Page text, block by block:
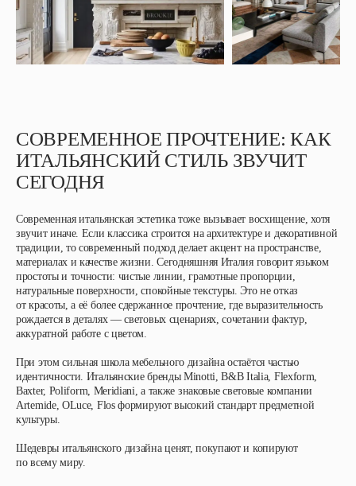
СОВРЕМЕННОЕ ПРОЧТЕНИЕ: КАК
ИТАЛЬЯНСКИЙ СТИЛЬ ЗВУЧИТ
СЕГОДНЯ
Современная итальянская эстетика тоже вызывает восхищение, хотя
звучит иначе. Если классика строится на архитектуре и декоративной
традиции, то современный подход делает акцент на пространстве,
материалах и качестве жизни. Сегодняшняя Италия говорит языком
простоты и точности: чистые линии, грамотные пропорции,
натуральные поверхности, спокойные текстуры. Это не отказ
от красоты, а её более сдержанное прочтение, где выразительность
рождается в деталях — световых сценариях, сочетании фактур,
аккуратной работе с цветом.
При этом сильная школа мебельного дизайна остаётся частью
идентичности. Итальянские бренды Minotti, B&B Italia, Flexform,
Baxter, Poliform, Meridiani, а также знаковые световые компании
Artemide, OLuсe, Flos формируют высокий стандарт предметной
культуры.
Шедевры итальянского дизайна ценят, покупают и копируют
по всему миру.